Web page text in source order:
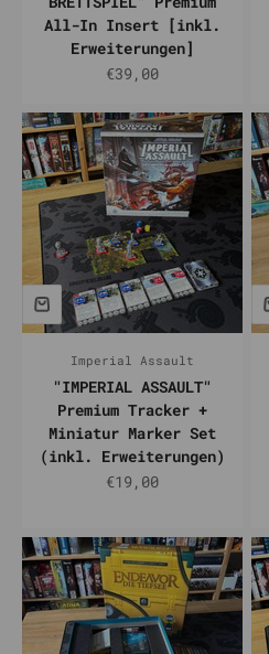
All-In Insert [inkl.
Erweiterungen]
Prix de vente
€39,00
Imperial Assault
"IMPERIAL ASSAULT"
Premium Tracker +
Miniatur Marker Set
(inkl. Erweiterungen)
Prix de vente
€19,00